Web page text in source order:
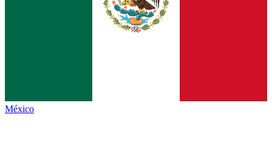
México